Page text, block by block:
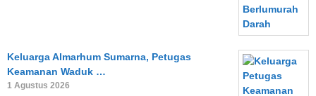
Keluarga Almarhum Sumarna, Petugas
Keamanan Waduk …
1 Agustus 2026